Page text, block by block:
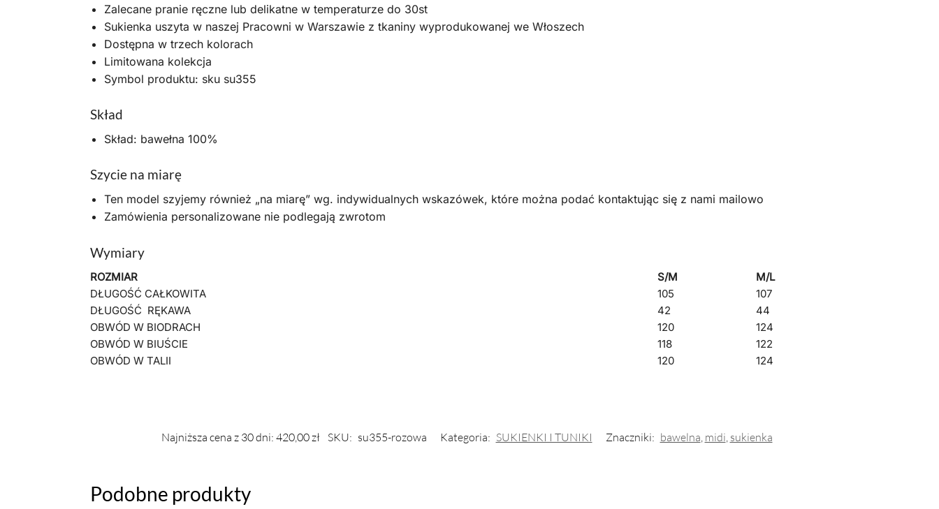
Zalecane pranie ręczne lub delikatne w temperaturze do 30st
Sukienka uszyta w naszej Pracowni w Warszawie z tkaniny wyprodukowanej we Włoszech
Dostępna w trzech kolorach
Limitowana kolekcja
Symbol produktu: sku su355
Skład
Skład: bawełna 100%
Szycie na miarę
Ten model szyjemy również „na miarę” wg. indywidualnych wskazówek, które można podać kontaktując się z nami mailowo
Zamówienia personalizowane nie podlegają zwrotom
Wymiary
ROZMIAR S/M
M/L
DŁUGOŚĆ CAŁKOWITA
105
107
DŁUGOŚĆ RĘKAWA
42
44
OBWÓD W BIODRACH
120
124
OBWÓD W BIUŚCIE
118
122
OBWÓD W TALII
120 124
Najniższa cena z 30 dni: 420,00zł SKU: su355-rozowa Kategoria: SUKIENKI I TUNIKI Znaczniki: bawelna midi sukienka
Podobne produkty